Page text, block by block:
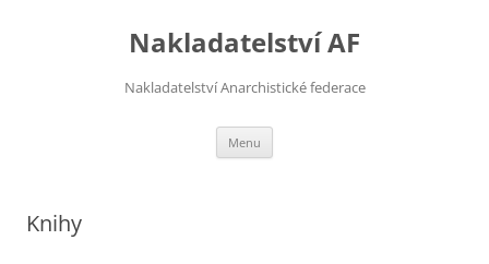
Nakladatelství AF
Nakladatelství Anarchistické federace
Menu
Knihy